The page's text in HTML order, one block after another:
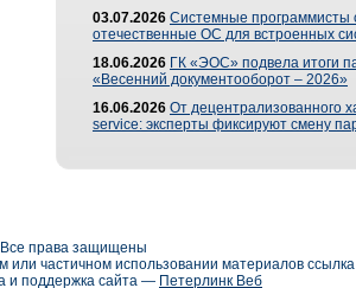
03.07.2026 Системные программисты
отечественные ОС для встроенных
18.06.2026 ГК «ЭОС» подвела итоги
«Весенний документооборот – 2026»
16.06.2026 От децентрализованного
service: эксперты фиксируют смену
права защищены
или частичном использовании материалов
и поддержка сайта — Петерлинк Веб